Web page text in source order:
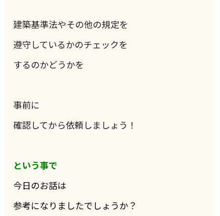
建築基準法やその他の規定を
遵守しているかのチェックを
するのかどうかを
事前に
確認してから依頼しましょう！
という事で
今日のお話は
参考になりましたでしょうか？